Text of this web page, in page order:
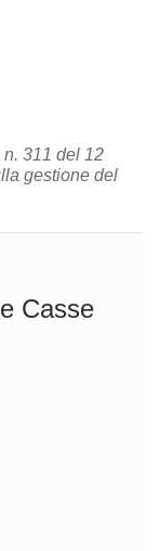
311 del 12
gestione del
Casse